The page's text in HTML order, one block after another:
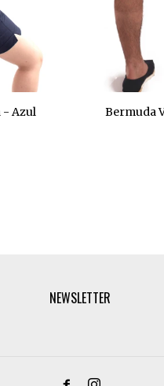
- Azul Bermuda
NEWSLETTER